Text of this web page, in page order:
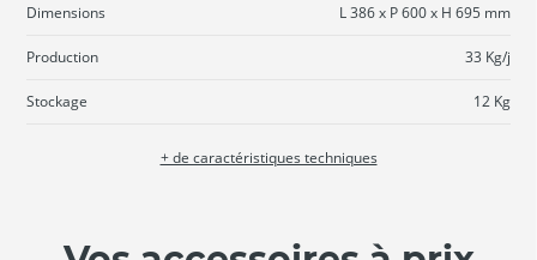
Dimensions L 386 x P 600 x H 695 mm
Production 33 Kg/j
Stockage 12 Kg
+ de caractéristiques techniques